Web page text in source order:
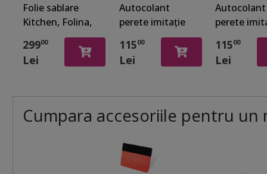
Folie sablare
Kitchen, Folina,
pentru uşă din
sticlă la
bucătărie, rolă
29900
Lei
Autocolant
perete imitaţie
decorativă gri,
Folina Bavori,
şi căldură, rolă
de 68x208 cm
11500
Lei
Autocolant
perete
decorativă,
Folina,
rolă de
11500
Lei
Cumpara accesoriile pentru un